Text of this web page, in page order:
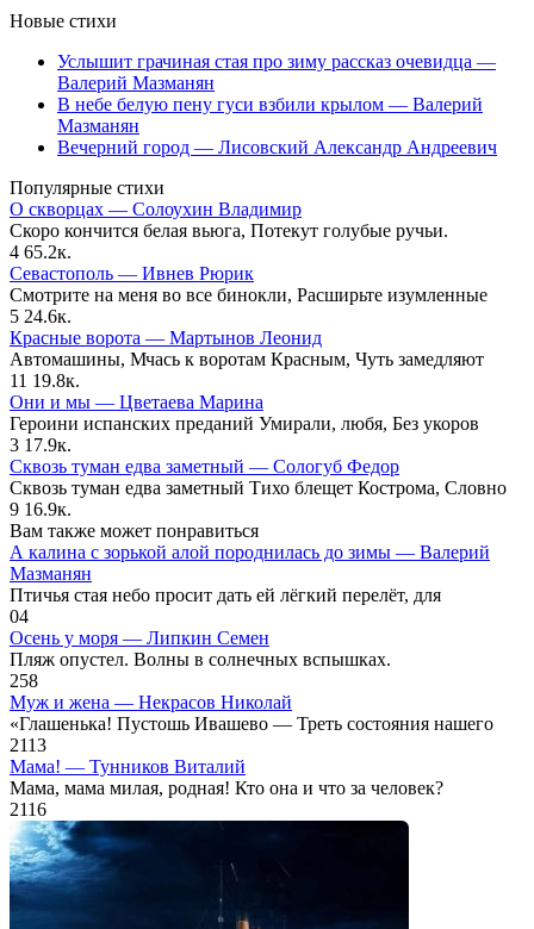
Новые стихи
Услышит грачиная стая про зиму рассказ очевидца —
Валерий Мазманян
В небе белую пену гуси взбили крылом — Валерий
Мазманян
Вечерний город — Лисовский Александр Андреевич
Популярные стихи
О скворцах — Солоухин Владимир
Скоро кончится белая вьюга, Потекут голубые ручьи.
4 65.2к.
Севастополь — Ивнев Рюрик
Смотрите на меня во все бинокли, Расширьте изумленные
5 24.6к.
Красные ворота — Мартынов Леонид
Автомашины, Мчась к воротам Красным, Чуть замедляют
11 19.8к.
Они и мы — Цветаева Марина
Героини испанских преданий Умирали, любя, Без укоров
3 17.9к.
Сквозь туман едва заметный — Сологуб Федор
Сквозь туман едва заметный Тихо блещет Кострома, Словно
9 16.9к.
Вам также может понравиться
А калина с зорькой алой породнилась до зимы — Валерий
Мазманян
Птичья стая небо просит дать ей лёгкий перелёт, для
04
Осень у моря — Липкин Семен
Пляж опустел. Волны в солнечных вспышках.
258
Муж и жена — Некрасов Николай
«Глашенька! Пустошь Ивашево — Треть состояния нашего
2113
Мама! — Тунников Виталий
Мама, мама милая, родная! Кто она и что за человек?
2116